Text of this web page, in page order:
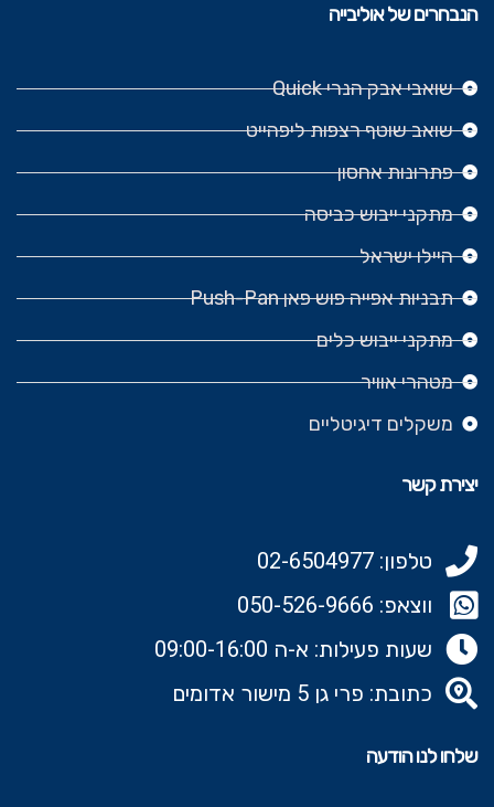
הנבחרים של אוליבייה
שואבי אבק הנרי Quick
שואב שוטף רצפות ליפהייט
פתרונות אחסון
מתקני ייבוש כביסה
היילו ישראל
תבניות אפייה פוש פאן Push-Pan
מתקני ייבוש כלים
מטהרי אוויר
משקלים דיגיטליים
יצירת קשר
טלפון: 02-6504977
ווצאפ: 050-526-9666‬
שעות פעילות: א-ה 09:00-16:00
כתובת: פרי גן 5 מישור אדומים
שלחו לנו הודעה